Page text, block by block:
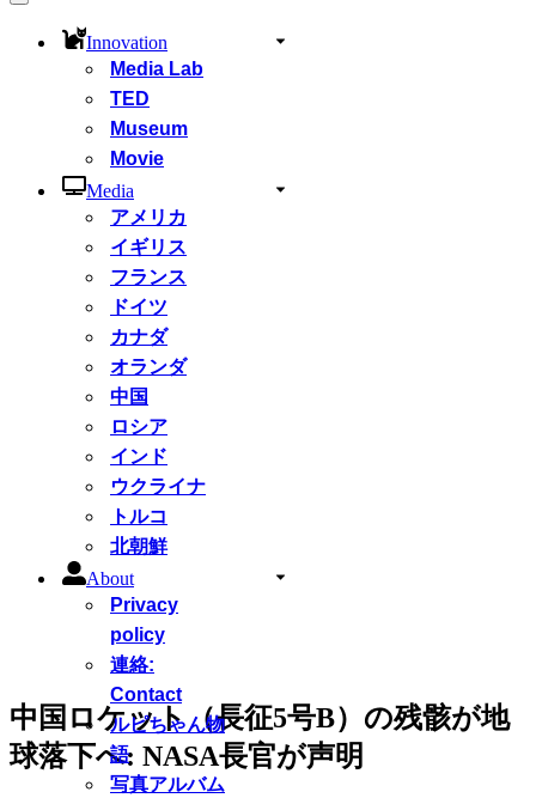
ナ
Innovation
Media Lab
TED
Museum
Movie
Media
アメリカ
イギリス
フランス
ドイツ
カナダ
オランダ
中国
ロシア
インド
ウクライナ
トルコ
北朝鮮
About
Privacy
policy
連絡:
Contact
ルピちゃん物
語
写真アルバム
中国ロケット（長征5号B）の残骸が地
球落下へ: NASA長官が声明